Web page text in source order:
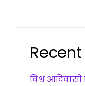
विश्व